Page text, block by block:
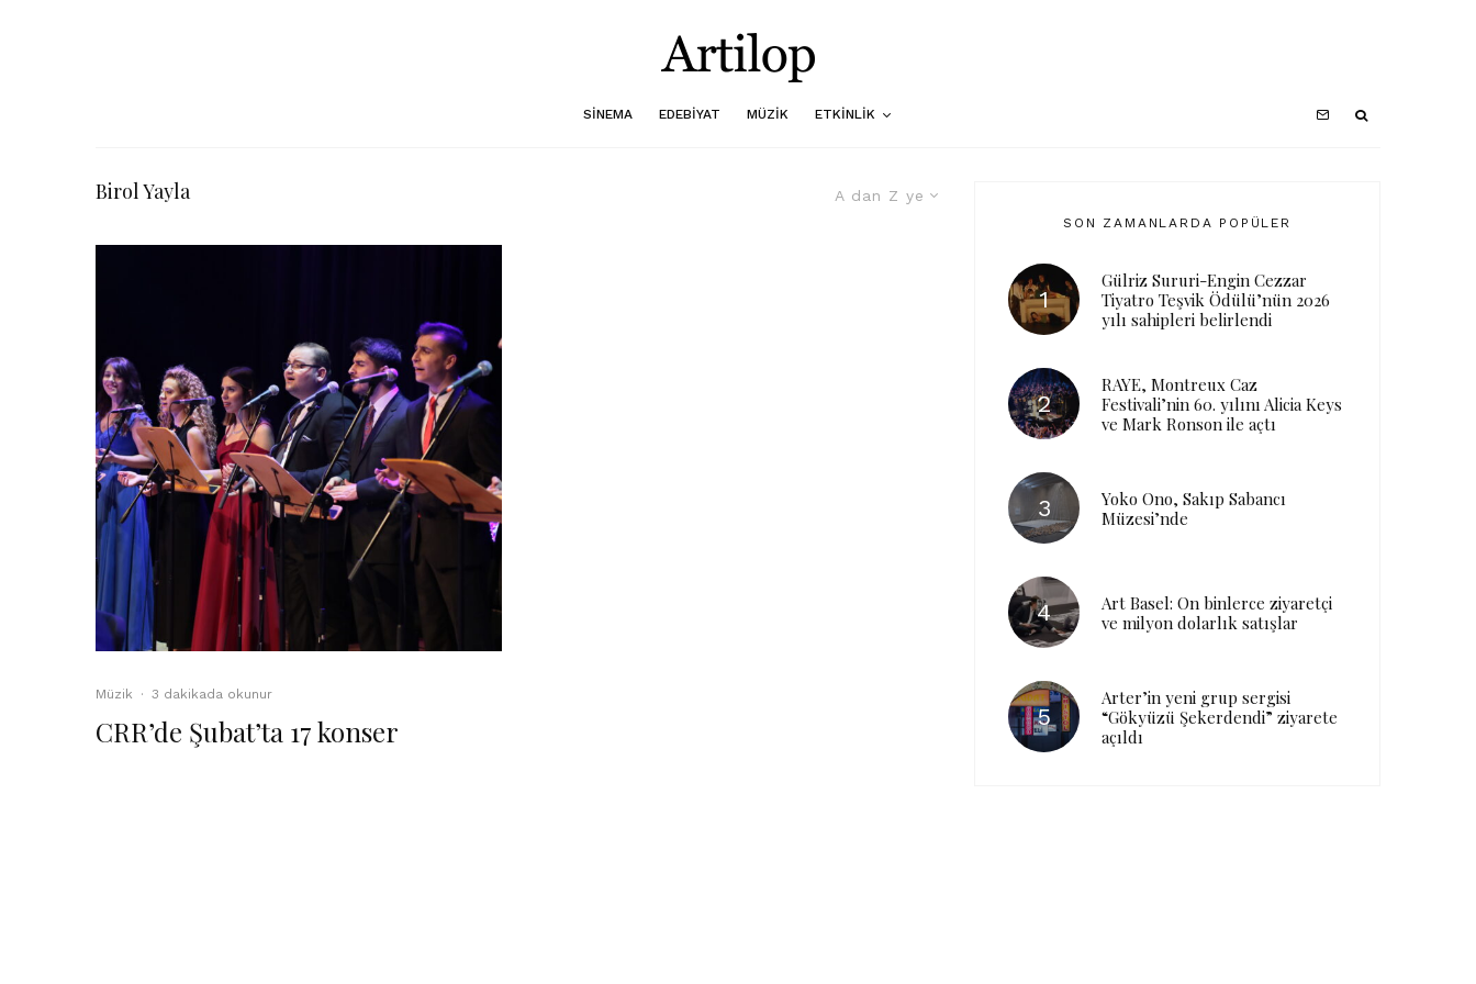
SINEMA EDEBIYAT MÜZIK ETKINLIK
A dan Z ye
Birol Yayla
Müzik · 3 dakikada okunur
CRR’de Şubat’ta 17 konser
SON ZAMANLARDA POPÜLER
Gülriz Sururi-Engin Cezzar
Tiyatro Teşvik Ödülü’nün 2026
yılı sahipleri belirlendi
RAYE, Montreux Caz
Festivali’nin 60. yılını Alicia Keys
ve Mark Ronson ile açtı
Yoko Ono, Sakıp Sabancı
Müzesi’nde
Art Basel: On binlerce ziyaretçi
ve milyon dolarlık satışlar
Arter’in yeni grup sergisi
“Gökyüzü Şekerdendi” ziyarete
açıldı